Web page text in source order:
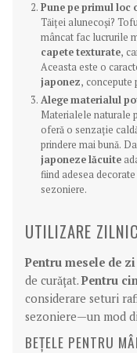
Pune pe primul loc
Tăiței alunecoși?
mâncat fac lucrurile
capete texturate,
Aceasta este o
japonez, concepute
Alege materialul
Materialele naturale
oferă o senzație
prindere mai bună.
japoneze lăcuite
fiind adesea
sezoniere.
UTILIZARE
Pentru mesele de
de curățat. Pentru
considerare seturi
sezoniere—un mod
BEȚELE PENTRU